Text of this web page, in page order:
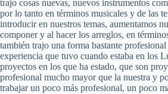
trajo cosas nuevas, nuevos instrumentos
por lo tanto en términos musicales y de las
introducir en nuestros temas, aumentamos
componer y al hacer los arreglos, en
también trajo una forma bastante
experiencia que tuvo cuando estaba en los
proyectos en los que ha estado, que son
profesional mucho mayor que la nuestra y
trabajar un poco más profesional, un poco